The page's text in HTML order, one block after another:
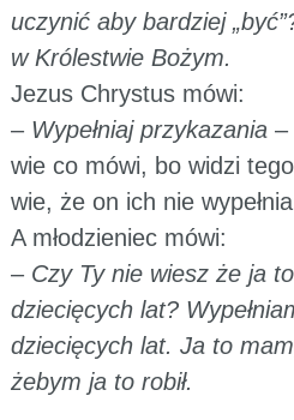
uczynić aby bardziej
w Królestwie Bożym.
Jezus Chrystus mówi:
– Wypełniaj przykazania–
wie co mówi, bo widzi
wie, że on ich nie
A młodzieniec mówi:
– Czy Ty nie wiesz że ja
dziecięcych lat?
dziecięcych lat. Ja to
żebym ja to robił.